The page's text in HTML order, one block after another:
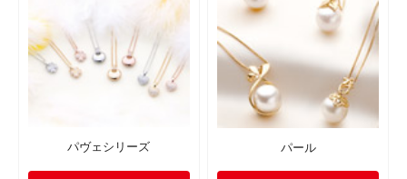
パヴェシリーズ パール